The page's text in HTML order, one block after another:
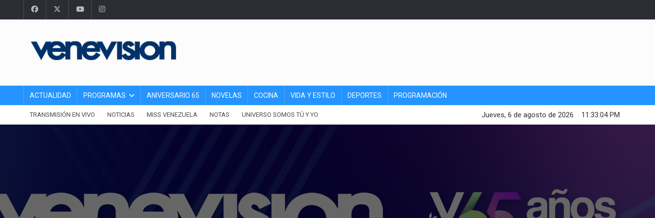
ACTUALIDAD PROGRAMAS ANIVERSARIO 65 NOVELAS COCINA VIDA Y ESTILO DEPORTES PROGRAMACIÓN
TRANSMISIÓN EN VIVO NOTICIAS MISS VENEZUELA NOTAS UNIVERSO SOMOS TÚ Y YO 11:33:05 PM
Jueves, 6 de agosto de 2026